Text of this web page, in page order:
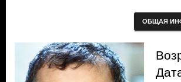
ОБЩАЯ